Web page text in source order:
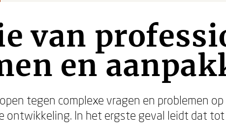
van
en
tegen complexe vragen en problemen
ontwikkeling. In het ergste geval leidt dat